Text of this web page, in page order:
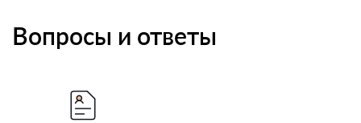
Вопросы и ответы